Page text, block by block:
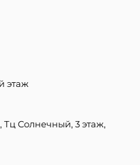
этаж
Тц Солнечный, 3 этаж,